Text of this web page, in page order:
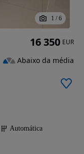
1 / 6
Automática
16 350 EUR
Abaixo da média